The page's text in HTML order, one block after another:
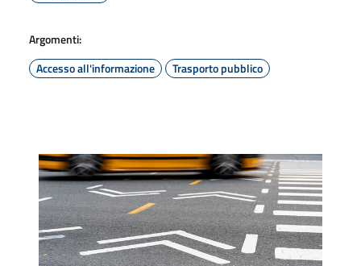
Argomenti:
Accesso all'informazione
Trasporto pubblico